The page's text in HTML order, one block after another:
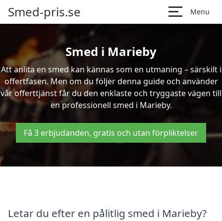
Smed-pris.se Menu
Smed i Marieby
Att anlita en smed kan kännas som en utmaning – särskilt i
offertfasen. Men om du följer denna guide och använder
vår offerttjänst får du den enklaste och tryggaste vägen till
en professionell smed i Marieby.
Få 3 erbjudanden, gratis och utan förpliktelser
Letar du efter en pålitlig smed i Marieby?